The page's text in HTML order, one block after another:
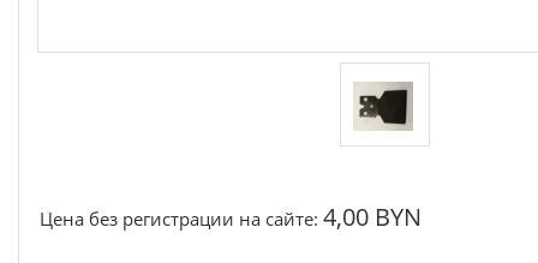
Цена без регистрации на сайте: 4,00 BYN